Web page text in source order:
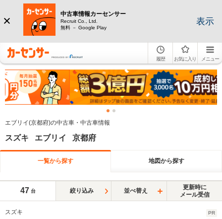
中古車情報カーセンサー
Recruit Co., Ltd.
無料 － Google Play
表示
履歴 お気に入り メニュー
エブリイ(京都府)の中古車・中古車情報
スズキ エブリイ 京都府
一覧から探す 地図から探す
47 台 絞り込み 並べ替え
更新時に
メール受信
スズキ PR